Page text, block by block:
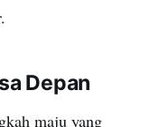
Depan
maju yang